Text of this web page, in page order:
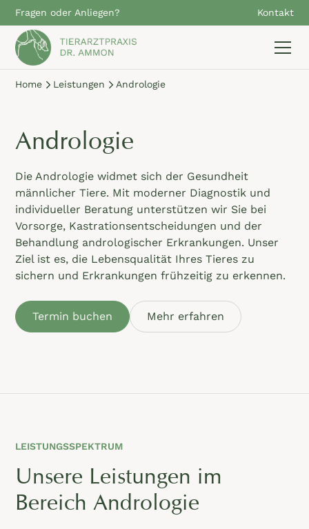
Fragen oder Anliegen? Kontakt
Home Leistungen Andrologie
Andrologie
Die Andrologie widmet sich der Gesundheit
männlicher Tiere. Mit moderner Diagnostik und
individueller Beratung unterstützen wir Sie bei
Vorsorge, Kastrationsentscheidungen und der
Behandlung andrologischer Erkrankungen. Unser
Ziel ist es, die Lebensqualität Ihres Tieres zu
sichern und Erkrankungen frühzeitig zu erkennen.
Termin buchen Mehr erfahren
LEISTUNGSSPEKTRUM
Unsere Leistungen im
Bereich Andrologie